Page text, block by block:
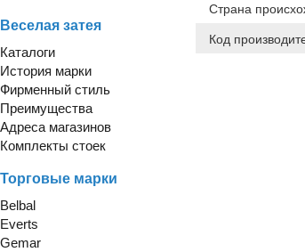
Веселая затея
Каталоги
История марки
Фирменный стиль
Преимущества
Адреса магазинов
Комплекты стоек
Торговые марки
Belbal
Everts
Gemar
Страна
Код